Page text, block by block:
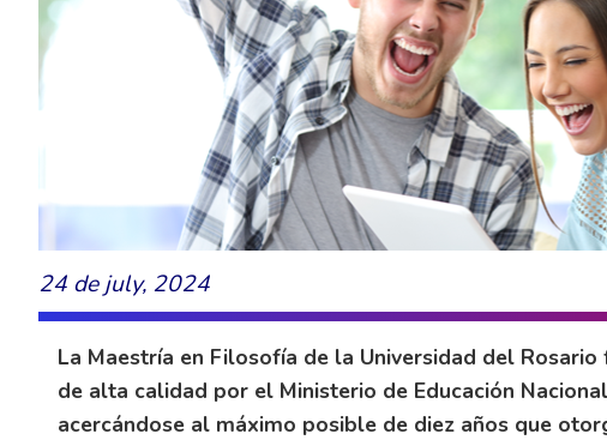
24 de july, 2024
La Maestría en Filosofía de la Universidad del
de alta calidad por el Ministerio de Educación
acercándose al máximo posible de diez años que